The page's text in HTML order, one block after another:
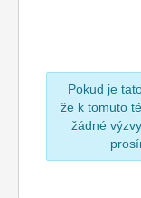
Pokud je
že k tomuto
žádné